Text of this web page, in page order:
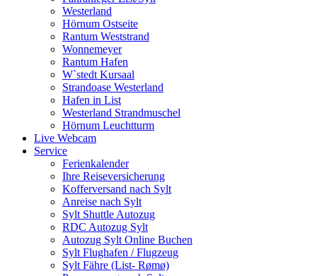
Westerland
Hörnum Ostseite
Rantum Weststrand
Wonnemeyer
Rantum Hafen
W`stedt Kursaal
Strandoase Westerland
Hafen in List
Westerland Strandmuschel
Hörnum Leuchtturm
Live Webcam
Service
Ferienkalender
Ihre Reiseversicherung
Kofferversand nach Sylt
Anreise nach Sylt
Sylt Shuttle Autozug
RDC Autozug Sylt
Autozug Sylt Online Buchen
Sylt Flughafen / Flugzeug
Sylt Fähre (List- Rømø)